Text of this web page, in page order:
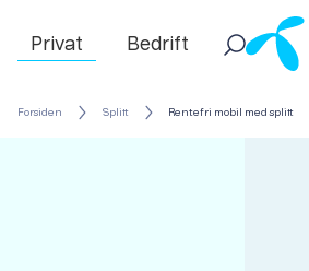
Privat Bedrift
Forsiden Splitt Rentefri mobil med splitt